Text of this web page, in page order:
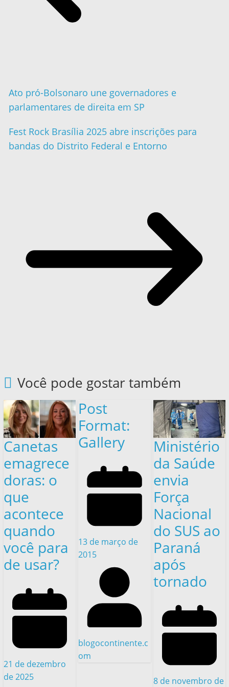
Ato pró-Bolsonaro une governadores e
parlamentares de direita em SP
Fest Rock Brasília 2025 abre inscrições para
bandas do Distrito Federal e Entorno
Você pode gostar também
Canetas
emagrece
doras: o
que
acontece
quando
você para
de usar?
21 de dezembro
de 2025
Post
Format:
Gallery
13 de março de
2015
blogocontinente.c
om
Ministério
da Saúde
envia
Força
Nacional
do SUS ao
Paraná
após
tornado
8 de novembro de